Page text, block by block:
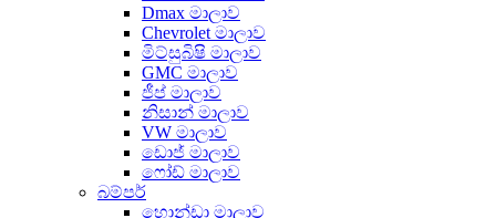
Dmax මාලාව
Chevrolet මාලාව
මිට්සුබිෂි මාලාව
GMC මාලාව
ජීප් මාලාව
නිසාන් මාලාව
VW මාලාව
ඩොජ් මාලාව
ෆෝඩ් මාලාව
බම්පර්
හොන්ඩා මාලාව